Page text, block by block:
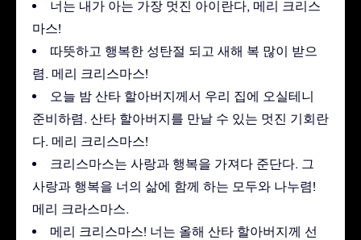
너는 내가 아는 가장 멋진 아이란다, 메리 크리스
마스!
따뜻하고 행복한 성탄절 되고 새해 복 많이 받으
렴. 메리 크리스마스!
오늘 밤 산타 할아버지께서 우리 집에 오실테니
준비하렴. 산타 할아버지를 만날 수 있는 멋진 기회란
다. 메리 크리스마스!
크리스마스는 사랑과 행복을 가져다 준단다. 그
사랑과 행복을 너의 삶에 함께 하는 모두와 나누렴!
메리 크라스마스.
메리 크리스마스! 너는 올해 산타 할아버지께 선